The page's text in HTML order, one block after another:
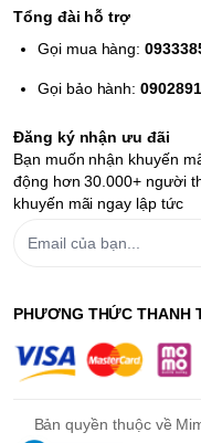
Tổng đài hỗ trợ
Gọi mua hàng:
Gọi bảo hành:
Đăng ký nhận ưu đãi
Bạn muốn nhận khuyến
động hơn 30.000+ người
khuyến mãi ngay lập tức
PHƯƠNG THỨC THANH
Bản quyền thuộc về